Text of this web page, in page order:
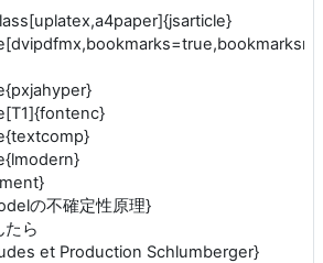
の不確定性原理}
たら
et Production Schlumberger}